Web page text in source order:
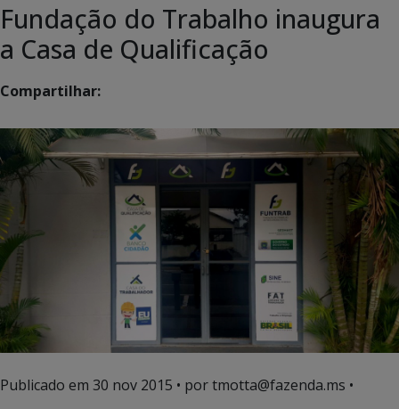
Fundação do Trabalho inaugura
a Casa de Qualificação
Compartilhar:
Publicado em 30 nov 2015 • por tmotta@fazenda.ms •